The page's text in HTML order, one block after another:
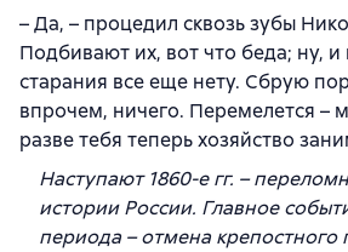
– Да, – процедил сквозь зубы
Подбивают их, вот что беда; ну, и
старания все еще нету. Сбрую
впрочем, ничего. Перемелется –
разве тебя теперь хозяйство
Наступают 1860-е гг. –
истории России. Главное
периода – отмена крепостного